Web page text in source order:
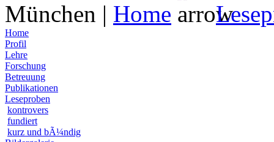
München | Home
Home
Profil
Lehre
Forschung
Betreuung
Publikationen
Leseproben
kontrovers
fundiert
kurz und bÃ¼ndig